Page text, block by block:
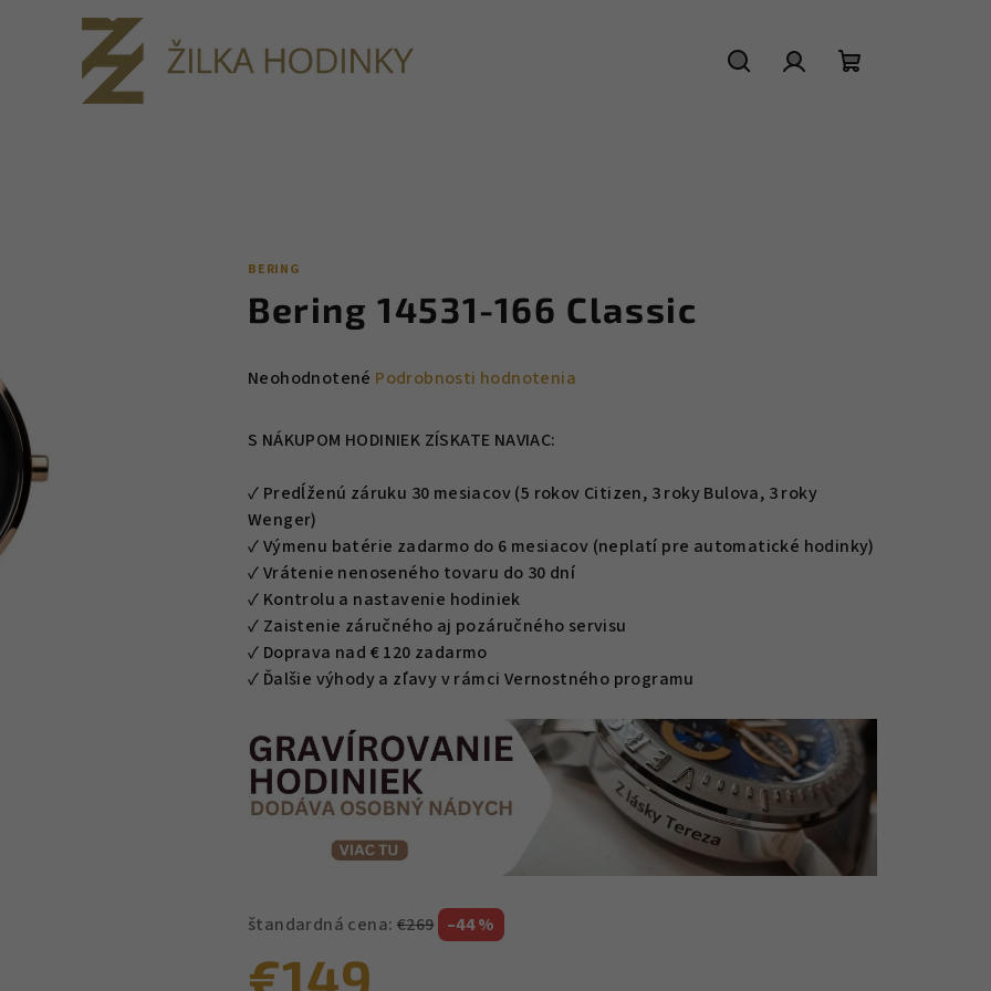
BERING
Bering 14531-166 Classic
Priemerné
produktu
0,0
z
5
hviezdičiek.
Neohodnotené Podrobnosti hodnotenia
S NÁKUPOM HODINIEK ZÍSKATE NAVIAC:
✓ Predĺženú záruku 30 mesiacov (5 rokov Citizen, 3 roky Bulova, 3 roky
Wenger)
✓ Výmenu batérie zadarmo do 6 mesiacov (neplatí pre automatické hodinky)
✓ Vrátenie nenoseného tovaru do 30 dní
✓ Kontrolu a nastavenie hodiniek
✓ Zaistenie záručného aj pozáručného servisu
✓ Doprava nad € 120 zadarmo
✓ Ďalšie výhody a zľavy v rámci Vernostného programu
štandardná cena: €269 –44 %
€149